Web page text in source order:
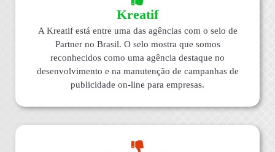
Kreatif
A Kreatif está entre uma das agências com o selo de
Partner no Brasil. O selo mostra que somos
reconhecidos como uma agência destaque no
desenvolvimento e na manutenção de campanhas de
publicidade on-line para empresas.